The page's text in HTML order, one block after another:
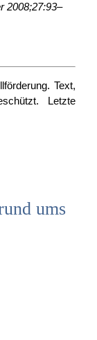
2008;27:93–
Text,
Letzte
ums